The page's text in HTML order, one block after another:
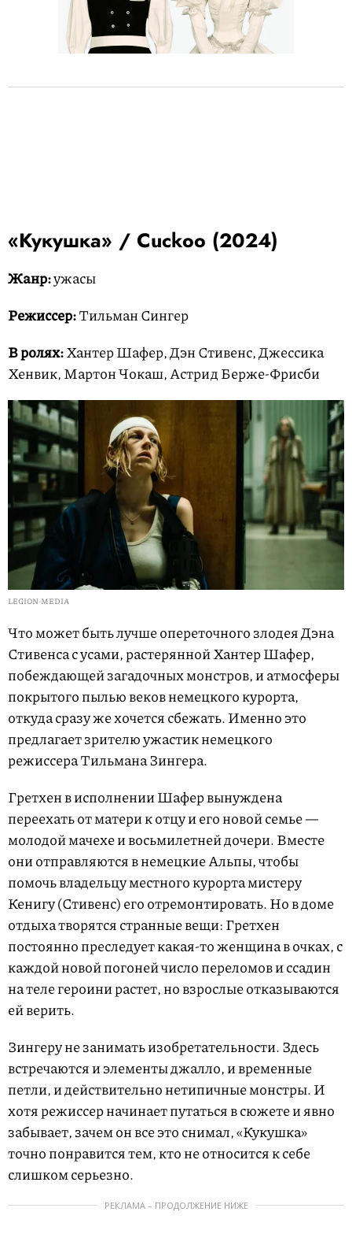
«Кукушка» / Cuckoo (2024)
Жанр:ужасы
Режиссер:Тильман Сингер
В ролях:Хантер Шафер, Дэн Стивенс, Джессика
Хенвик, Мартон Чокаш, Астрид Берже-Фрисби
LEGION-MEDIA
Что может быть лучше опереточного злодея Дэна
Стивенса с усами, растерянной Хантер Шафер,
побеждающей загадочных монстров, и атмосферы
покрытого пылью веков немецкого курорта,
откуда сразу же хочется сбежать. Именно это
предлагает зрителю ужастик немецкого
режиссера Тильмана Зингера.
Гретхен в исполнении Шафер вынуждена
переехать от матери к отцу и его новой семье —
молодой мачехе и восьмилетней дочери. Вместе
они отправляются в немецкие Альпы, чтобы
помочь владельцу местного курорта мистеру
Кенигу (Стивенс) его отремонтировать. Но в доме
отдыха творятся странные вещи: Гретхен
постоянно преследует какая-то женщина в очках, с
каждой новой погоней число переломов и ссадин
на теле героини растет, но взрослые отказываются
ей верить.
Зингеру не занимать изобретательности. Здесь
встречаются и элементы джалло, и временные
петли, и действительно нетипичные монстры. И
хотя режиссер начинает путаться в сюжете и явно
забывает, зачем он все это снимал, «Кукушка»
точно понравится тем, кто не относится к себе
слишком серьезно.
РЕКЛАМА – ПРОДОЛЖЕНИЕ НИЖЕ